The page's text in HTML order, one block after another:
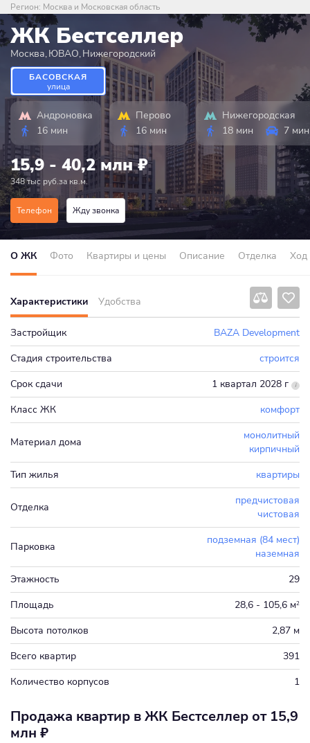
Регион: Москва и Московская область
ЖК Бестселлер
Москва,ЮВАО,Нижегородский
БАСОВСКАЯ
улица
Андроновка
16 мин
Перово
16 мин
Нижегородская
18 мин
7 мин
15,9 - 40,2 млн₽
348 тыс руб.за кв.м.
Телефон Жду звонка
О ЖК Фото Квартиры и цены Описание Отделка Ход
Характеристики Удобства
Застройщик
BAZA Development
Стадия строительства
строится
Срок сдачи
1 квартал 2028 г
Класс ЖК
комфорт
Материал дома
монолитный
кирпичный
Тип жилья
квартиры
Отделка
предчистовая
чистовая
Парковка
подземная (84 мест)
наземная
Этажность
29
Площадь
28,6 - 105,6 м2
Высота потолков
2,87 м
Всего квартир
391
Количество корпусов
1
Продажа квартир в ЖК Бестселлер от 15,9
млн ₽